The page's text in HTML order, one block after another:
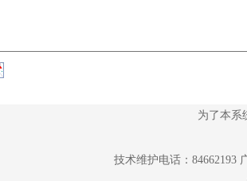
为了本系
技术维护电话：84662193